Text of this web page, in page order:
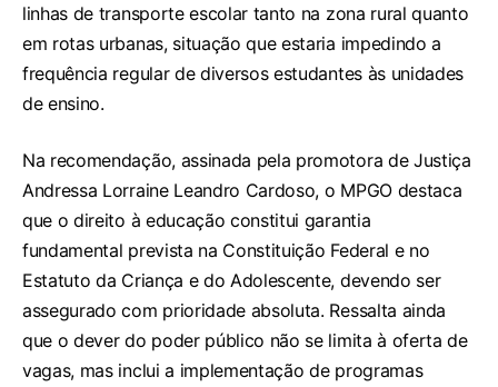
linhas de transporte escolar tanto na zona rural quanto
em rotas urbanas, situação que estaria impedindo a
frequência regular de diversos estudantes às unidades
de ensino.
Na recomendação, assinada pela promotora de Justiça
Andressa Lorraine Leandro Cardoso, o MPGO destaca
que o direito à educação constitui garantia
fundamental prevista na Constituição Federal e no
Estatuto da Criança e do Adolescente, devendo ser
assegurado com prioridade absoluta. Ressalta ainda
que o dever do poder público não se limita à oferta de
vagas, mas inclui a implementação de programas